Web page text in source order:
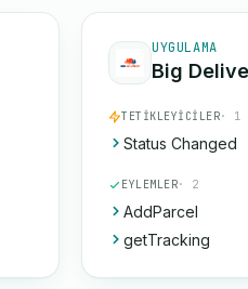
UYGULAMA
Big
TETIKLEYICILER· 1
Status Changed
EYLEMLER· 2
AddParcel
getTracking